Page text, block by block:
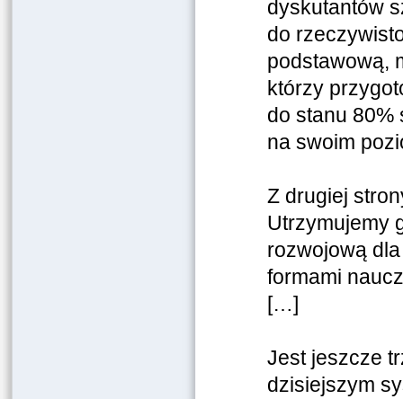
dyskutantów
do
podstawową,
którzy
do stanu 80%
na swoim
Z drugiej
Utrzymujemy
rozwojową
formami
[…]
Jest jeszcze
dzisiejszym